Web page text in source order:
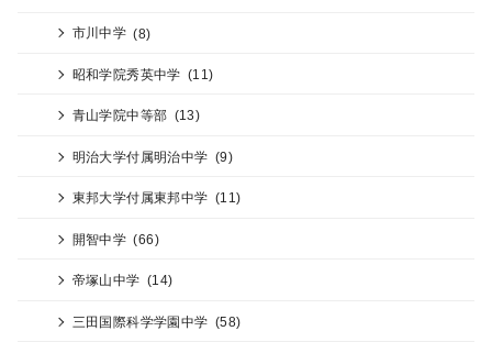
市川中学 (8)
昭和学院秀英中学 (11)
青山学院中等部 (13)
明治大学付属明治中学 (9)
東邦大学付属東邦中学 (11)
開智中学 (66)
帝塚山中学 (14)
三田国際科学学園中学 (58)